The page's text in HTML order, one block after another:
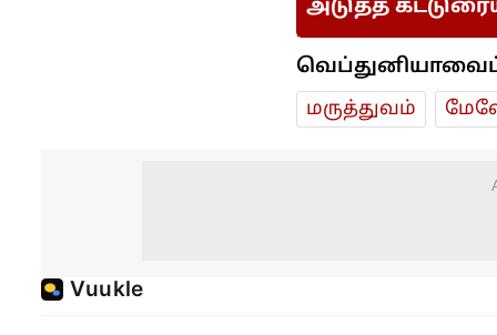
அடுத்த
வெப்துனியாவைப்
மரு‌த்துவ‌ம்